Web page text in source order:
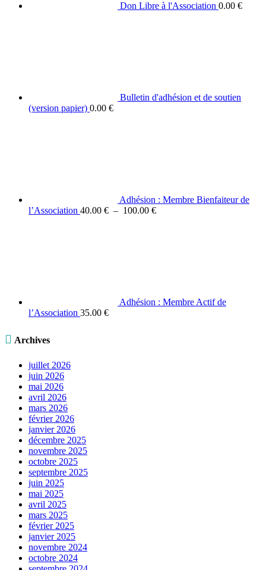
Don Libre à l'Association 0.00 €
Bulletin d'adhésion et de soutien
(version papier) 0.00 €
Adhésion : Membre Bienfaiteur de
l’Association 40.00 € – 100.00 €Plage
Adhésion : Membre Actif de
l’Association 35.00 €
 Archives
juillet 2026
juin 2026
mai 2026
avril 2026
mars 2026
février 2026
janvier 2026
décembre 2025
novembre 2025
octobre 2025
septembre 2025
juin 2025
mai 2025
avril 2025
mars 2025
février 2025
janvier 2025
novembre 2024
octobre 2024